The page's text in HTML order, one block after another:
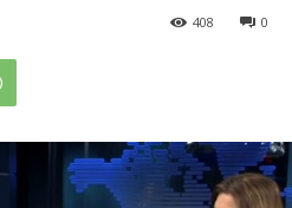
0
408